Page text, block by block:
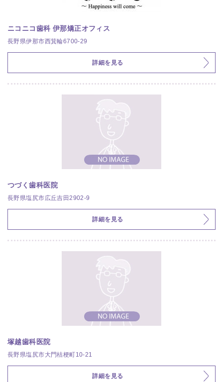
ニコニコ歯科 伊那矯正オフィス
長野県伊那市西箕輪6700-29
詳細を見る
つづく歯科医院
長野県塩尻市広丘吉田2902-9
詳細を見る
塚越歯科医院
長野県塩尻市大門桔梗町10-21
詳細を見る